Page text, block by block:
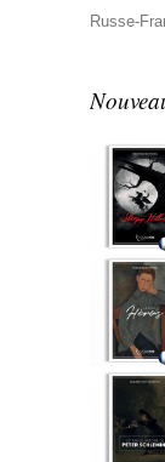
Russe-